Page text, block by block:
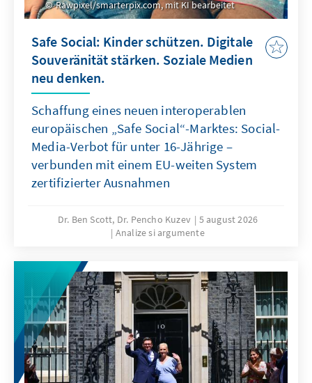
Rawpixel/smarterpix.com, mit KI bearbeitet
Safe Social: Kinder schützen. Digitale
Souveränität stärken. Soziale Medien
neu denken.
Schaffung eines neuen interoperablen
europäischen „Safe Social“-Marktes: Social-
Media-Verbot für unter 16-Jährige –
verbunden mit einem EU-weiten System
zertifizierter Ausnahmen
Dr. Ben Scott, Dr. Pencho Kuzev
5 august 2026
Analize si argumente